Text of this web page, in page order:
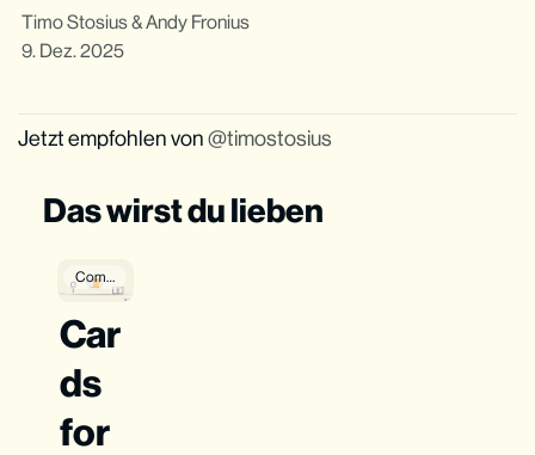
Timo Stosius&Andy Fronius
9. Dez. 2025
Jetzt empfohlen von timostosius
Das wirst du lieben
Community
Car
ds
for